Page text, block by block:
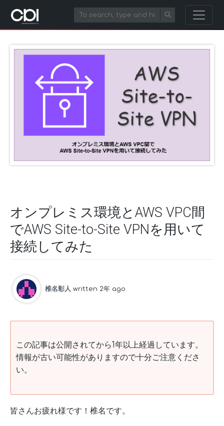
オンプレミス環境とAWS VPC間
でAWS Site-to-Site VPNを用いて
接続してみた
椎名彰人 written 2年 ago
この記事は公開されてから1年以上経過しています。
情報が古い可能性がありますので十分ご注意くださ
い。
皆さんお疲れ様です！椎名です。